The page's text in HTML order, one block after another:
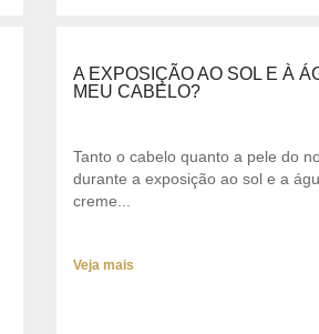
A EXPOSIÇÃO AO SOL E À
MEU CABELO?
Tanto o cabelo quanto a pele do
durante a exposição ao sol e a
creme...
Veja mais